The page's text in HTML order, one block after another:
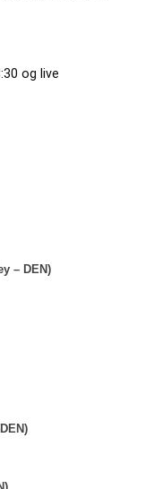
og live
– DEN)